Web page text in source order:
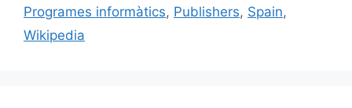
k
Programes informàtics, Publishers, Spain,
Wikipedia